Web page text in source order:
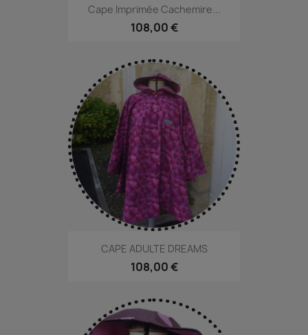
Cape Imprimée Cachemire...
108,00 €
CAPE ADULTE DREAMS
108,00 €